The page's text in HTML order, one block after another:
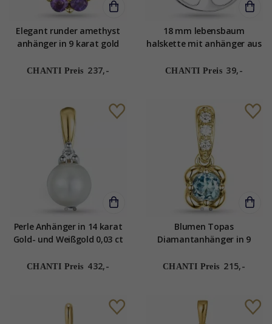
Elegant runder amethyst
anhänger in 9 karat gold
CHANTI Preis 237,-
18 mm lebensbaum
halskette mit anhänger aus
CHANTI Preis 39,-
Perle Anhänger in 14 karat
Gold- und Weißgold 0,03 ct
CHANTI Preis 432,-
Blumen Topas
Diamantanhänger in 9
CHANTI Preis 215,-